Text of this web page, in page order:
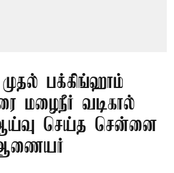
பக்கிங்ஹாம்
மழைநீர் வடிகால்
செய்த சென்னை
ஆணையர்